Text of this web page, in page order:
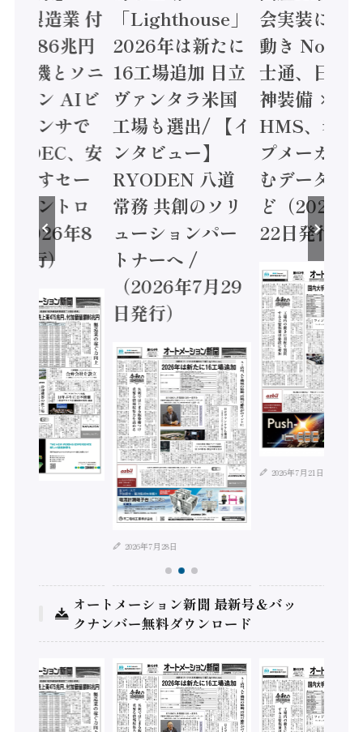
年製造業 付
額86兆円
電機とソニ
コン AIビ
センサで
/ IDEC、安
かすセー
コントロ
2026年8
発行）
「Lighthouse」
2026年は新たに
16工場追加 日立
ヴァンタラ米国
工場も選出/ 【イ
ンタビュー】
RYODEN 八道
常務 共創のソリ
ューションパー
トナーへ /
（2026年7月29
日発行）
2026年7月28日
会実装に活
動き
士通、日立
神装備 ×
HMS、老舗
プメーカー
むデータ活
ど（2026年
22日発行）
2026年7月21日
オートメーション新聞 最新号＆バッ
クナンバー無料ダウンロード